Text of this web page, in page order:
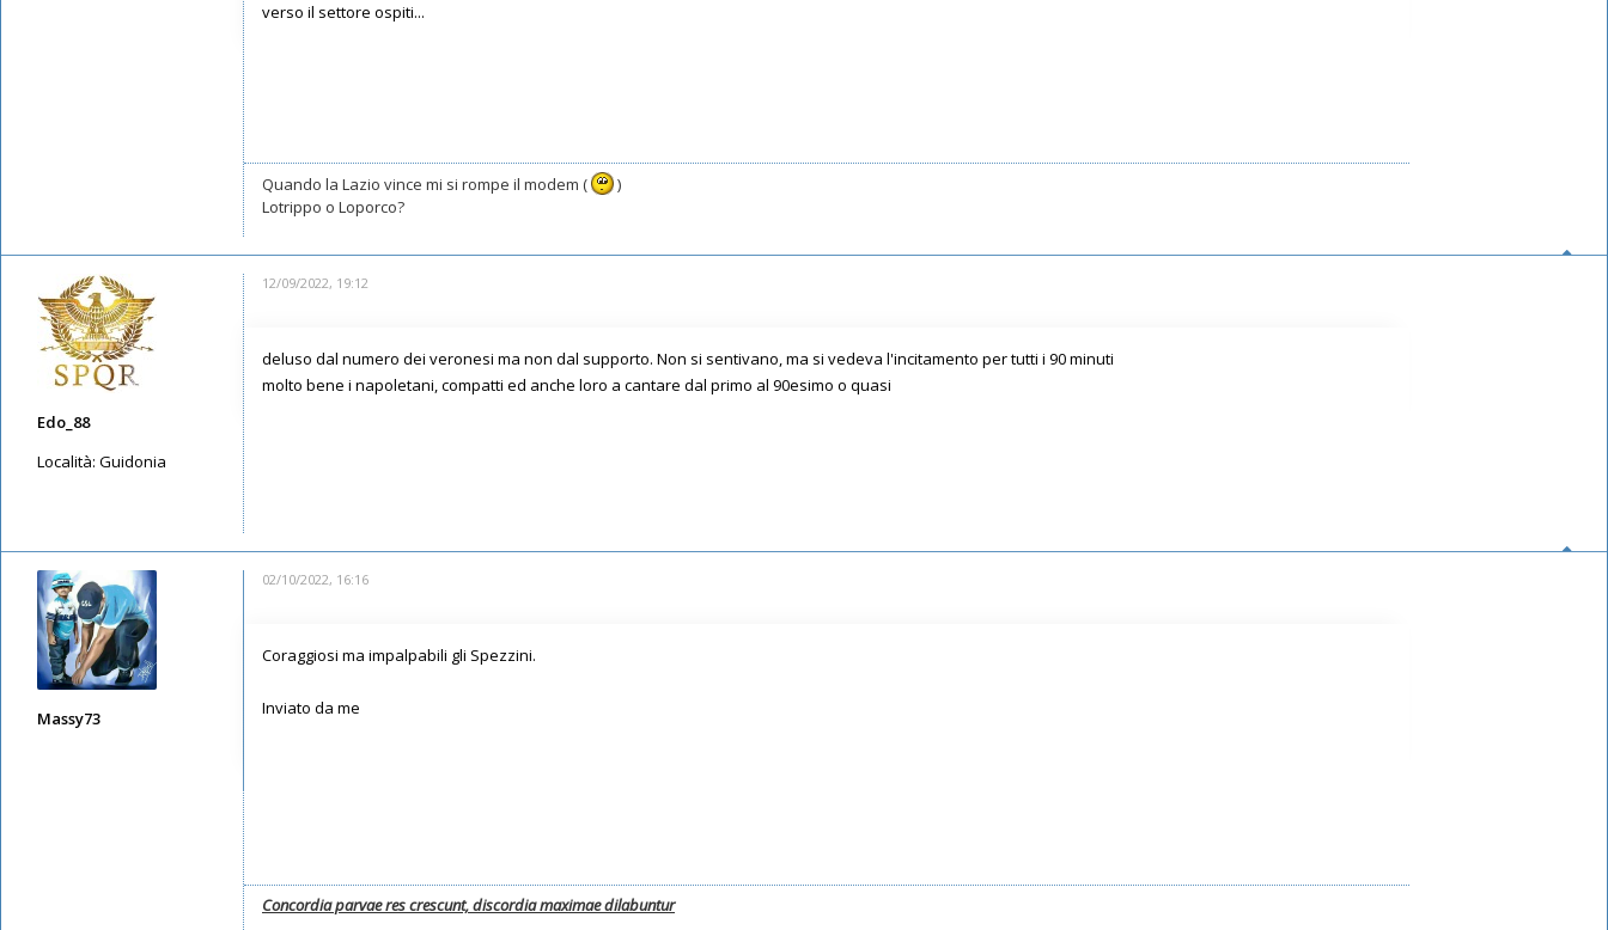
verso il settore ospiti...
Quando la Lazio vince mi si rompe il modem (
)
Lotrippo o Loporco?
Edo_88
Località: Guidonia
12/09/2022, 19:12
deluso dal numero dei veronesi ma non dal supporto. Non si sentivano, ma si vedeva l'incitamento per tutti i 90 minuti
molto bene i napoletani, compatti ed anche loro a cantare dal primo al 90esimo o quasi
Massy73
02/10/2022, 16:16
Coraggiosi ma impalpabili gli Spezzini.
Inviato da me
Concordia parvae res crescunt, discordia maximae dilabuntur